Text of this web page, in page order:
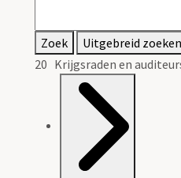
Zoek
Uitgebreid zoeken
20 Krijgsraden en